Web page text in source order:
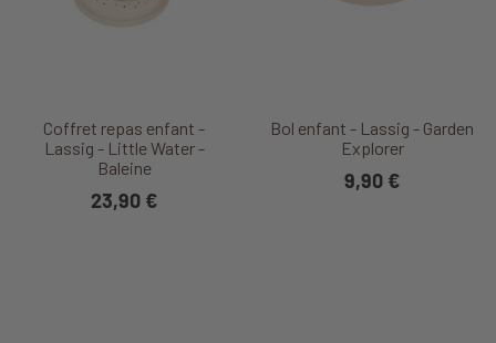
Coffret repas enfant -
Lassig - Little Water -
Baleine
23,90 €
Bol enfant - Lassig - Garden
Explorer
9,90 €